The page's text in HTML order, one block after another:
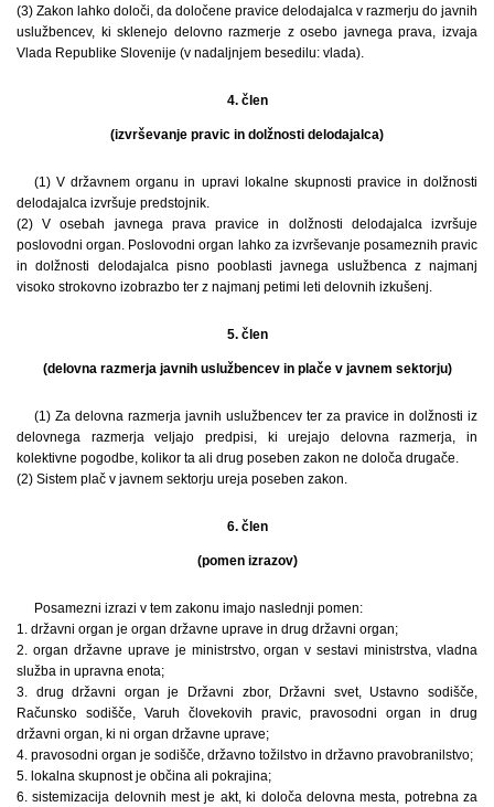
(3) Zakon lahko določi, da določene pravice delodajalca v razmerju do javnih
uslužbencev, ki sklenejo delovno razmerje z osebo javnega prava, izvaja
Vlada Republike Slovenije (v nadaljnjem besedilu: vlada).
4. člen
(izvrševanje pravic in dolžnosti delodajalca)
(1) V državnem organu in upravi lokalne skupnosti pravice in dolžnosti
delodajalca izvršuje predstojnik.
(2) V osebah javnega prava pravice in dolžnosti delodajalca izvršuje
poslovodni organ. Poslovodni organ lahko za izvrševanje posameznih pravic
in dolžnosti delodajalca pisno pooblasti javnega uslužbenca z najmanj
visoko strokovno izobrazbo ter z najmanj petimi leti delovnih izkušenj.
5. člen
(delovna razmerja javnih uslužbencev in plače v javnem sektorju)
(1) Za delovna razmerja javnih uslužbencev ter za pravice in dolžnosti iz
delovnega razmerja veljajo predpisi, ki urejajo delovna razmerja, in
kolektivne pogodbe, kolikor ta ali drug poseben zakon ne določa drugače.
(2) Sistem plač v javnem sektorju ureja poseben zakon.
6. člen
(pomen izrazov)
Posamezni izrazi v tem zakonu imajo naslednji pomen:
1. državni organ je organ državne uprave in drug državni organ;
2. organ državne uprave je ministrstvo, organ v sestavi ministrstva, vladna
služba in upravna enota;
3. drug državni organ je Državni zbor, Državni svet, Ustavno sodišče,
Računsko sodišče, Varuh človekovih pravic, pravosodni organ in drug
državni organ, ki ni organ državne uprave;
4. pravosodni organ je sodišče, državno tožilstvo in državno pravobranilstvo;
5. lokalna skupnost je občina ali pokrajina;
6. sistemizacija delovnih mest je akt, ki določa delovna mesta, potrebna za